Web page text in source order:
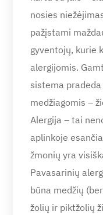
nosies
pažįstami
gyventojų, kurie
alergijomis.
sistema
medžiagomis –
Alergija – tai
aplinkoje
žmonių yra
Pavasarinių
būna medžių
žolių ir piktžolių